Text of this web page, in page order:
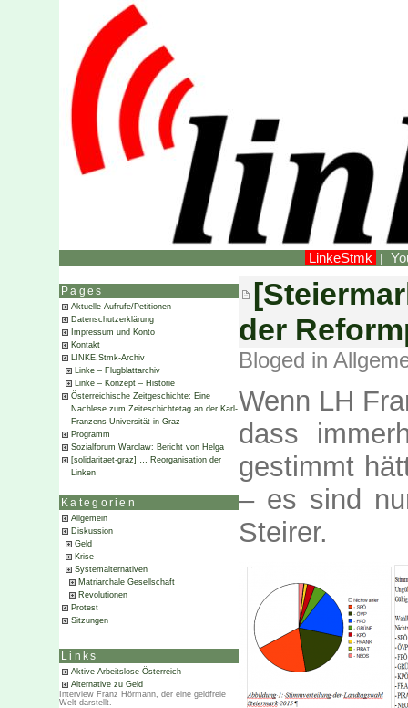
LinkeStmk |
Pages
Aktuelle Aufrufe/Petitionen
Datenschutzerklärung
Impressum und Konto
Kontakt
LINKE.Stmk-Archiv
Linke – Flugblattarchiv
Linke – Konzept – Historie
Österreichische Zeitgeschichte: Eine
Nachlese zum Zeiteschichtetag an der Karl-
Franzens-Universität in Graz
Programm
Sozialforum Warclaw: Bericht von Helga
[solidaritaet-graz] … Reorganisation der
Linken
Kategorien
Allgemein
Diskussion
Geld
Krise
Systemalternativen
Matriarchale Gesellschaft
Revolutionen
Protest
Sitzungen
Links
Aktive Arbeitslose Österreich
Alternative zu Geld
Interview Franz Hörmann, der eine geldfreie
Welt darstellt.
der
Bloged in
Wenn LH
dass
gestimmt
– es sind
Steirer.